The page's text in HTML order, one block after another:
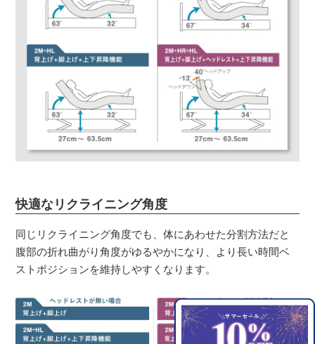
快適なリクライニング角度
同じリクライニング角度でも、体にあわせた分割方法だと
腹部の折れ曲がり角度がゆるやかになり、より長い時間ベ
ストポジションを維持しやすくなります。